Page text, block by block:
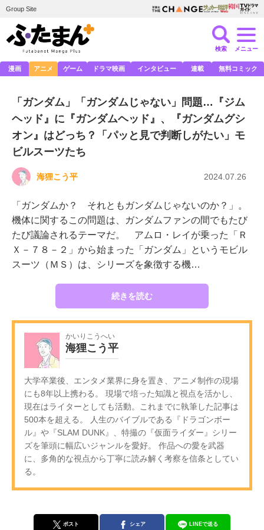
Group Site
検索 メニュー
漫画 アニメ ゲーム ドラマ映画 インタビュー 連載 無料コミック
「ガンダム」「ガンダムじゃない」問題…『ジム
ヘッド』に『ガンダムヘッド』、『ガンダムグシ
オン』はどっち？「パッと見で判断しがたい」モ
ビルスーツたち
海狸こう平 2024.07.26
「ガンダムか？ それともガンダムじゃないのか？」。
機体に関するこの問題は、ガンダムファンの間でもたび
たび議論されるテーマだ。 アムロ・レイが乗った「Ｒ
Ｘ－７８－２」から始まった「ガンダム」というモビル
スーツ（ＭＳ）は、シリーズを象徴する機…
続きを読む
かいりこうへい
海狸こう平
大学卒業後、エンタメ業界に身を置き、アニメ制作の現場
にも8年以上携わる。 現場で培った知識と視点を活かし、
現在はライターとしても活動。これまでに執筆した記事は
500本を超える。 人生のバイブルである『ドラゴンボー
ル』や『SLAM DUNK』、特撮の『仮面ライダー』シリー
ズを筆頭に幅広いジャンルを愛好。 作品への愛を武器
に、多角的な視点から丁寧に読み解く考察を信条としてい
る。
ポスト シェア LINEで送る